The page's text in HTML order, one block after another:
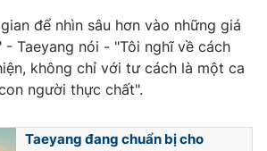
để nhìn sâu hơn vào những giá
Taeyang nói - "Tôi nghĩ về cách
không chỉ với tư cách là một ca
người thực chất".
Taeyang đang chuẩn bị cho